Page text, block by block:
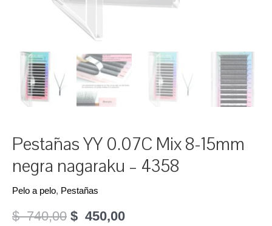
Pestañas YY 0.07C Mix 8-15mm
negra nagaraku – 4358
Pelo a pelo, Pestañas
$740,00 El
$ 450,00El